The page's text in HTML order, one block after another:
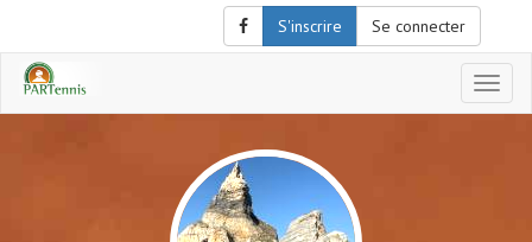
S'inscrire Se connecter
le